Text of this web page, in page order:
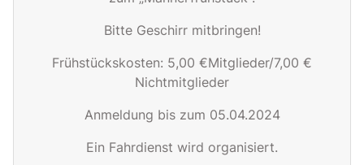
Bitte Geschirr mitbringen!
Frühstückskosten: 5,00 €Mitglieder/7,00 €
Nichtmitglieder
Anmeldung bis zum 05.04.2024
Ein Fahrdienst wird organisiert.